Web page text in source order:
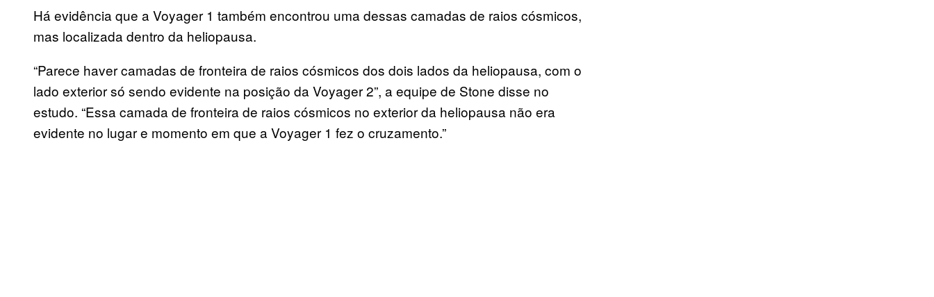
Há evidência que a Voyager 1 também encontrou uma dessas camadas de raios cósmicos,
mas localizada dentro da heliopausa.
“Parece haver camadas de fronteira de raios cósmicos dos dois lados da heliopausa, com o
lado exterior só sendo evidente na posição da Voyager 2”, a equipe de Stone disse no
estudo. “Essa camada de fronteira de raios cósmicos no exterior da heliopausa não era
evidente no lugar e momento em que a Voyager 1 fez o cruzamento.”